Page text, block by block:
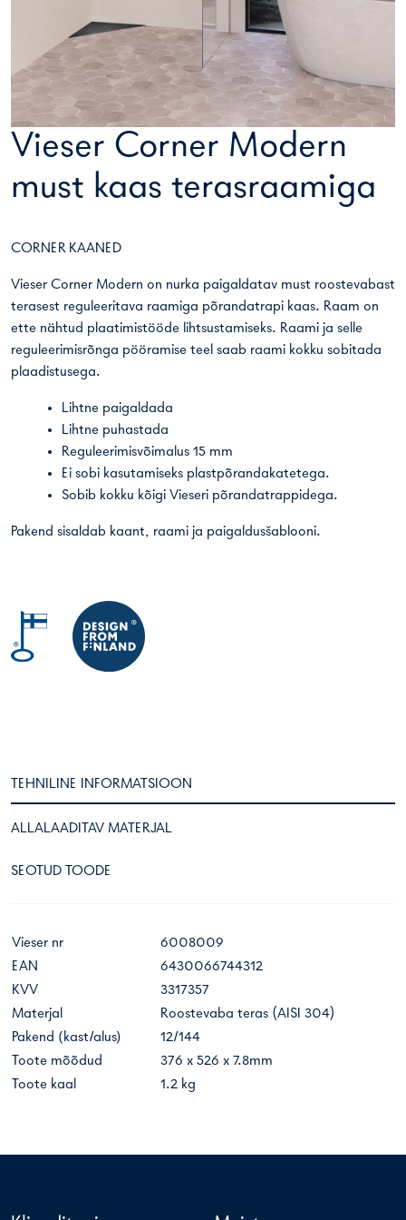
Vieser Corner Modern
must kaas terasraamiga
CORNER KAANED
Vieser Corner Modern on nurka paigaldatav must roostevabast
terasest reguleeritava raamiga põrandatrapi kaas. Raam on
ette nähtud plaatimistööde lihtsustamiseks. Raami ja selle
reguleerimisrõnga pööramise teel saab raami kokku sobitada
plaadistusega.
Lihtne paigaldada
Lihtne puhastada
Reguleerimisvõimalus 15 mm
Ei sobi kasutamiseks plastpõrandakatetega.
Sobib kokku kõigi Vieseri põrandatrappidega.
Pakend sisaldab kaant, raami ja paigaldusšablooni.
TEHNILINE INFORMATSIOON
ALLALAADITAV MATERJAL
SEOTUD TOODE
Vieser nr
6008009
EAN
6430066744312
KVV
3317357
Materjal
Roostevaba teras (AISI 304)
Pakend (kast/alus)
12/144
Toote mõõdud
376 x 526 x 7.8mm
Toote kaal
1.2 kg